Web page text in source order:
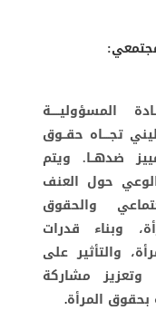
المسؤوليـــــة
تجــــاه حقــوق
ضدهــا. ويتم
حول العنف
والحقوق
وبناء قدرات
والتأثير على
وتعزيز مشاركة
بحقوق المرأة.